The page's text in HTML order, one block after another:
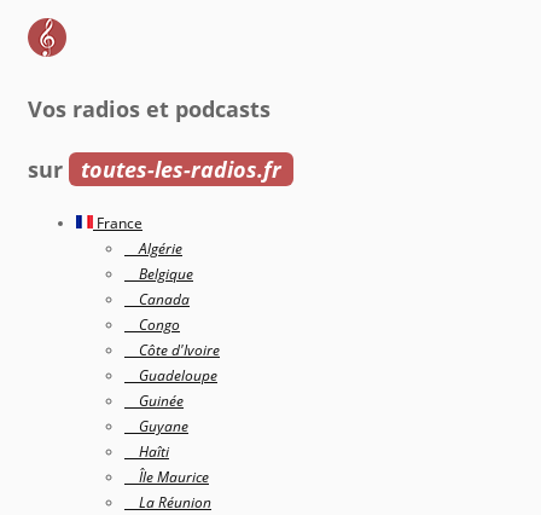
Vos radios et podcasts
sur toutes-les-radios.fr
France
Algérie
Belgique
Canada
Congo
Côte d'Ivoire
Guadeloupe
Guinée
Guyane
Haîti
Île Maurice
La Réunion